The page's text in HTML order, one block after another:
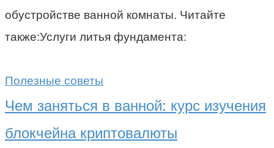
обустройстве ванной комнаты. Читайте
также:Услуги литья фундамента:
Полезные советы
Чем заняться в ванной: курс изучения
блокчейна криптовалюты